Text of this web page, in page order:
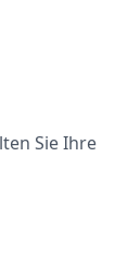
Sie Ihre